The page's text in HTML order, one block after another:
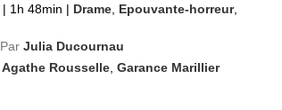
| 1h 48min | Drame Epouvante-horreur,
Par Julia Ducournau
Agathe Rousselle Garance Marillier